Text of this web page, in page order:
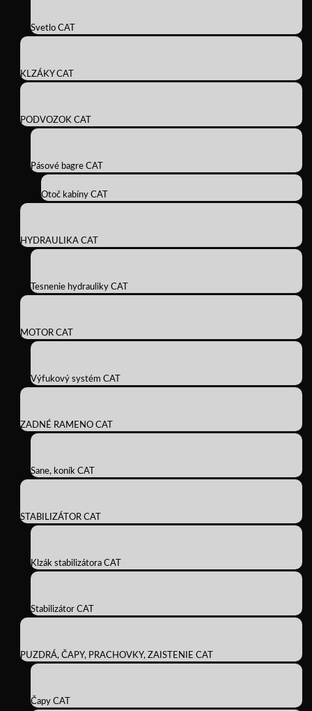
Svetlo CAT
KLZÁKY CAT
PODVOZOK CAT
Pásové bagre CAT
Otoč kabíny CAT
HYDRAULIKA CAT
Tesnenie hydrauliky CAT
MOTOR CAT
Výfukový systém CAT
ZADNÉ RAMENO CAT
Sane, koník CAT
STABILIZÁTOR CAT
Klzák stabilizátora CAT
Stabilizátor CAT
PUZDRÁ, ČAPY, PRACHOVKY, ZAISTENIE CAT
Čapy CAT